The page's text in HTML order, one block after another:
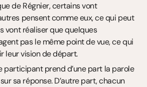
de Régnier, certains vont
pensent comme eux, ce qui peut
vont réaliser que quelques
pas le même point de vue, ce qui
leur vision de départ.
participant prend d’une part la parole
sa réponse. D’autre part, chacun